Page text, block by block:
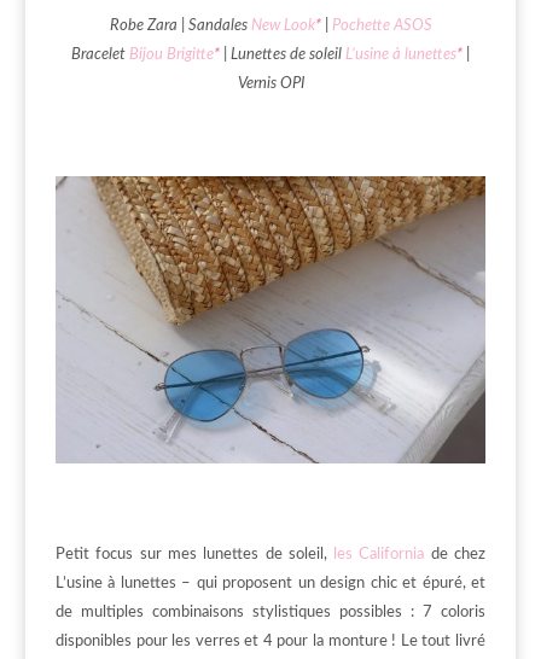
Robe Zara | Sandales New Look*|
Pochette ASOS
Bracelet Bijou Brigitte* | Lunettes de soleil L’usine à lunettes*
Vernis OPI
Petit focus sur mes lunettes de soleil, les California de chez
L’usine à lunettes – qui proposent un design chic et épuré, et
de multiples combinaisons stylistiques possibles : 7 coloris
disponibles pour les verres et 4 pour la monture ! Le tout livré